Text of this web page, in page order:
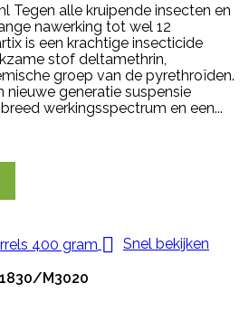
Tegen alle kruipende insecten en
nawerking tot wel 12
is een krachtige insecticide
stof deltamethrin,
groep van de pyrethroïden.
nieuwe generatie suspensie
werkingsspectrum en een...
 Snel bekijken
M3020